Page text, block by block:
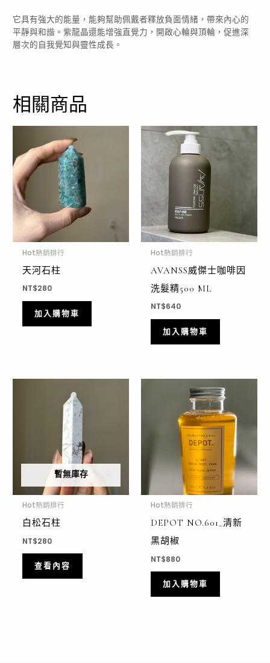
它具有強大的能量，能夠幫助佩戴者釋放負面情緒，帶來內心的
平靜與和諧。紫龍晶還能增強直覺力，開啟心輪與頂輪，促進深
層次的自我覺知與靈性成長。
相關商品
Hot熱銷排行
天河石柱
NT$280
加入購物車
Hot熱銷排行
AVANSS威傑士咖啡因
洗髮精500 ML
NT$640
加入購物車
暫無庫存
Hot熱銷排行
白松石柱
NT$280
查看內容
Hot熱銷排行
DEPOT NO.601_清新
黑胡椒
NT$880
加入購物車